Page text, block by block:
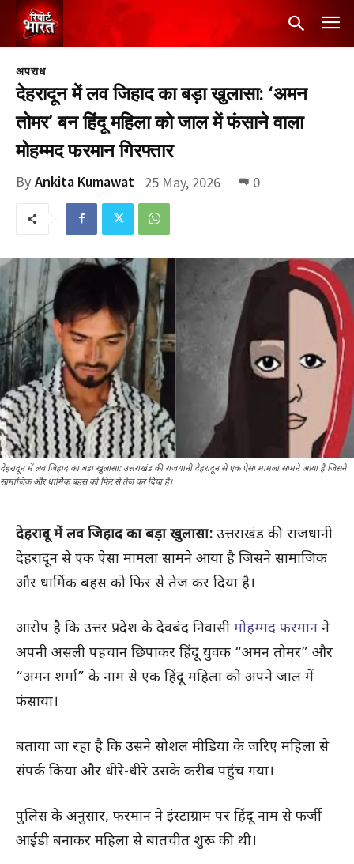
अपराध
देहरादून में लव जिहाद का बड़ा खुलासा: ‘अमन
तोमर’ बन हिंदू महिला को जाल में फंसाने वाला
मोहम्मद फरमान गिरफ्तार
By Ankita Kumawat 25 May, 2026 0
देहरादून में लव जिहाद का बड़ा खुलासा: उत्तराखंड की राजधानी देहरादून से एक ऐसा मामला सामने आया है जिसने
सामाजिक और धार्मिक बहस को फिर से तेज कर दिया है।
देहरादून में लव जिहाद का बड़ा खुलासा: उत्तराखंड की राजधानी
देहरादून से एक ऐसा मामला सामने आया है जिसने सामाजिक
और धार्मिक बहस को फिर से तेज कर दिया है।
आरोप है कि उत्तर प्रदेश के देवबंद निवासी मोहम्मद फरमान ने
अपनी असली पहचान छिपाकर हिंदू युवक “अमन तोमर” और
“अमन शर्मा” के नाम से एक हिंदू महिला को अपने जाल में
फंसाया।
बताया जा रहा है कि उसने सोशल मीडिया के जरिए महिला से
संपर्क किया और धीरे-धीरे उसके करीब पहुंच गया।
पुलिस के अनुसार, फरमान ने इंस्टाग्राम पर हिंदू नाम से फर्जी
आईडी बनाकर महिला से बातचीत शुरू की थी।